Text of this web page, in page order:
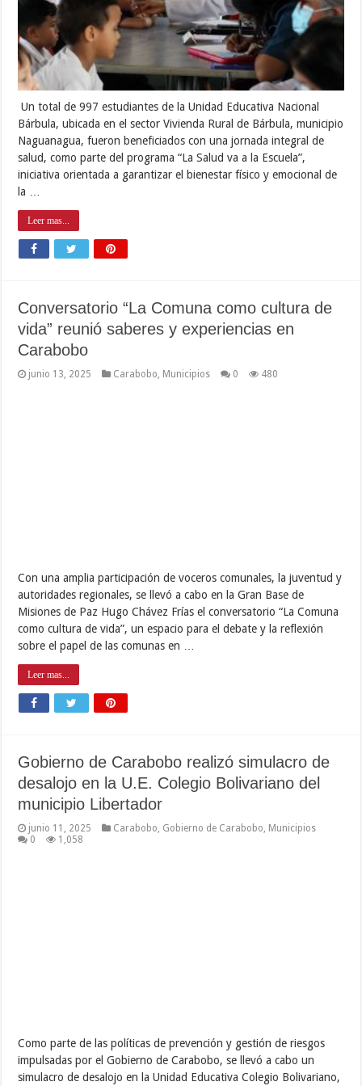
Un total de 997 estudiantes de la Unidad Educativa Nacional
Bárbula, ubicada en el sector Vivienda Rural de Bárbula, municipio
Naguanagua, fueron beneficiados con una jornada integral de
salud, como parte del programa “La Salud va a la Escuela”,
iniciativa orientada a garantizar el bienestar físico y emocional de
la …
Leer mas...
Conversatorio “La Comuna como cultura de
vida” reunió saberes y experiencias en
Carabobo
junio 13, 2025 Carabobo, Municipios 0 480
Con una amplia participación de voceros comunales, la juventud y
autoridades regionales, se llevó a cabo en la Gran Base de
Misiones de Paz Hugo Chávez Frías el conversatorio “La Comuna
como cultura de vida”, un espacio para el debate y la reflexión
sobre el papel de las comunas en …
Leer mas...
Gobierno de Carabobo realizó simulacro de
desalojo en la U.E. Colegio Bolivariano del
municipio Libertador
junio 11, 2025 Carabobo, Gobierno de Carabobo, Municipios
0
1,058
Como parte de las políticas de prevención y gestión de riesgos
impulsadas por el Gobierno de Carabobo, se llevó a cabo un
simulacro de desalojo en la Unidad Educativa Colegio Bolivariano,